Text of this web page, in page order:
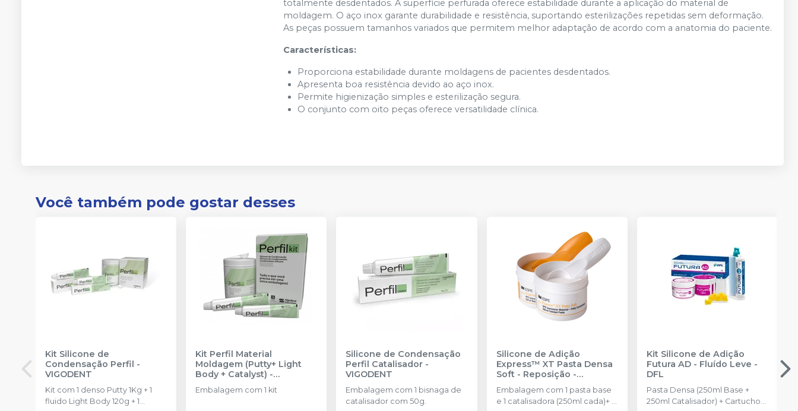
totalmente desdentados. A superfície perfurada oferece estabilidade durante a aplicação do material de
moldagem. O aço inox garante durabilidade e resistência, suportando esterilizações repetidas sem deformação.
As peças possuem tamanhos variados que permitem melhor adaptação de acordo com a anatomia do paciente.
Características:
Proporciona estabilidade durante moldagens de pacientes desdentados.
Apresenta boa resistência devido ao aço inox.
Permite higienização simples e esterilização segura.
O conjunto com oito peças oferece versatilidade clínica.
Você também pode gostar desses
Kit Silicone de
Condensação Perfil -
VIGODENT
Kit com 1 denso Putty 1Kg + 1
fluido Light Body 120g + 1
Kit Perfil Material
Moldagem (Putty+ Light
Body + Catalyst) -
Embalagem com 1 kit
Silicone de Condensação
Perfil Catalisador -
VIGODENT
Embalagem com 1 bisnaga de
catalisador com 50g.
Silicone de Adição
Express™ XT Pasta Densa
Soft - Reposição -
Embalagem com 1 pasta base
e 1 catalisadora (250ml cada)+ 2
Kit Silicone de Adição
Futura AD - Fluído Leve -
DFL
Pasta Densa (250ml Base +
250ml Catalisador) + Cartucho